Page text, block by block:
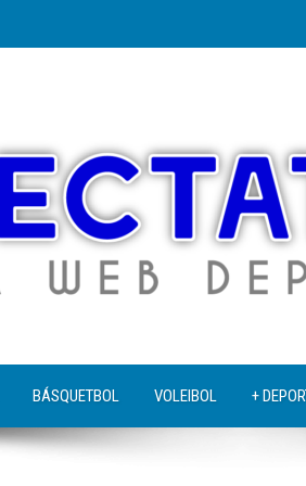
BÁSQUETBOL VOLEIBOL +